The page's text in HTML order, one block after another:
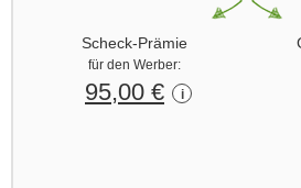
Scheck-Prämie
für den Werber:
95,00 € i